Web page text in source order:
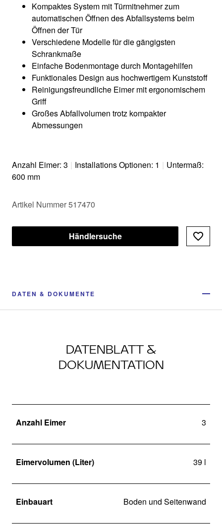
Kompaktes System mit Türmitnehmer zum
automatischen Öffnen des Abfallsystems beim
Öffnen der Tür
Verschiedene Modelle für die gängigsten
Schrankmaße
Einfache Bodenmontage durch Montagehilfen
Funktionales Design aus hochwertigem Kunststoff
Reinigungsfreundliche Eimer mit ergonomischem
Griff
Großes Abfallvolumen trotz kompakter
Abmessungen
Anzahl Eimer: 3 | Installations Optionen: 1 | Untermaß:
600 mm
Artikel Nummer 517470
Händlersuche
DATEN & DOKUMENTE
DATENBLATT &
DOKUMENTATION
Anzahl Eimer 3
Eimervolumen (Liter) 39 l
Einbauart Boden und Seitenwand